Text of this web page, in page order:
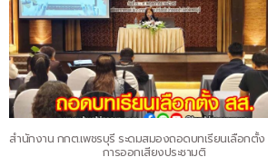
สำนักงาน กกต.เพชรบุรี ระดมสมองถอดบทเรียนเลือกตั้ง
การออกเสียงประชามติ